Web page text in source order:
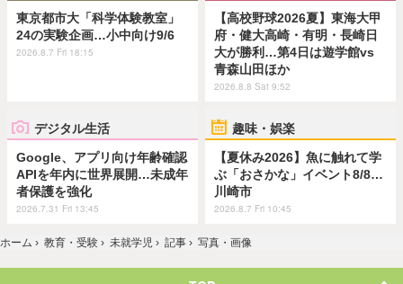
東京都市大「科学体験教室」
24の実験企画…小中向け9/6
2026.8.7 Fri 18:15
【高校野球2026夏】東海大甲
府・健大高崎・有明・長崎日
大が勝利…第4日は遊学館vs
青森山田ほか
2026.8.8 Sat 9:52
デジタル生活
Google、アプリ向け年齢確認
APIを年内に世界展開…未成年
者保護を強化
2026.7.31 Fri 13:45
趣味・娯楽
【夏休み2026】魚に触れて学
ぶ「おさかな」イベント8/8…
川崎市
2026.8.7 Fri 10:45
ホーム › 教育・受験 › 未就学児 › 記事 › 写真・画像